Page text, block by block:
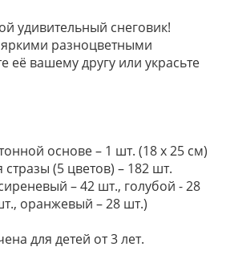
удивительный снеговик!
разноцветными
её вашему другу или украсьте
основе – 1 шт. (18 х 25 см)
(5 цветов) – 182 шт.
– 42 шт., голубой - 28
оранжевый – 28 шт.)
для детей от 3 лет.